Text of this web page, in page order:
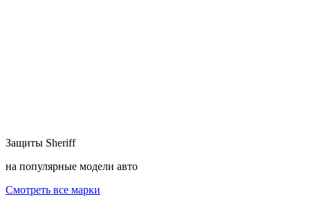
Защиты Sheriff
на популярные модели авто
Смотреть все марки